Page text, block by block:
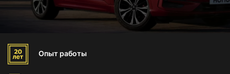
Опыт работы